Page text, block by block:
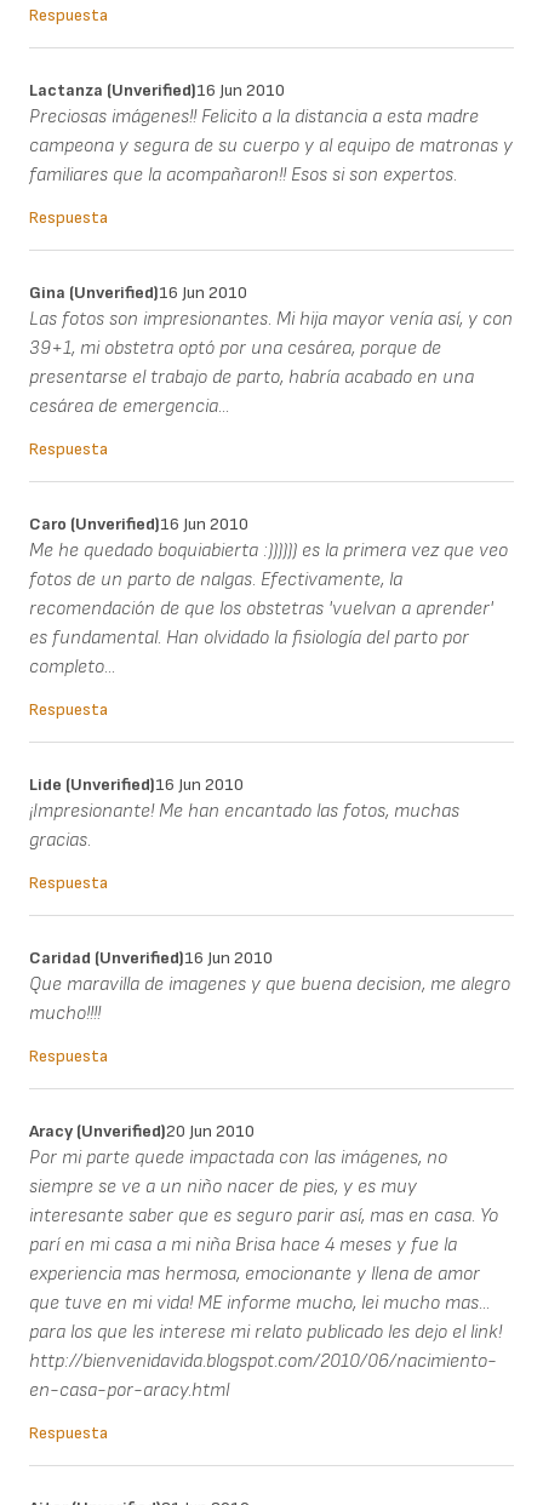
Respuesta
Lactanza (unverified)16 Jun 2010
Preciosas imágenes!! Felicito a la distancia a esta madre
campeona y segura de su cuerpo y al equipo de matronas y
familiares que la acompañaron!! Esos si son expertos.
Respuesta
Gina (unverified)16 Jun 2010
Las fotos son impresionantes. Mi hija mayor venía así, y con
39+1, mi obstetra optó por una cesárea, porque de
presentarse el trabajo de parto, habría acabado en una
cesárea de emergencia...
Respuesta
Caro (unverified)16 Jun 2010
Me he quedado boquiabierta :)))))) es la primera vez que veo
fotos de un parto de nalgas. Efectivamente, la
recomendación de que los obstetras 'vuelvan a aprender'
es fundamental. Han olvidado la fisiología del parto por
completo...
Respuesta
Lide (unverified)16 Jun 2010
¡Impresionante! Me han encantado las fotos, muchas
gracias.
Respuesta
Caridad (unverified)16 Jun 2010
Que maravilla de imagenes y que buena decision, me alegro
mucho!!!!
Respuesta
Aracy (unverified)20 Jun 2010
Por mi parte quede impactada con las imágenes, no
siempre se ve a un niño nacer de pies, y es muy
interesante saber que es seguro parir así, mas en casa. Yo
parí en mi casa a mi niña Brisa hace 4 meses y fue la
experiencia mas hermosa, emocionante y llena de amor
que tuve en mi vida! ME informe mucho, lei mucho mas...
para los que les interese mi relato publicado les dejo el link!
http://bienvenidavida.blogspot.com/2010/06/nacimiento-
en-casa-por-aracy.html
Respuesta